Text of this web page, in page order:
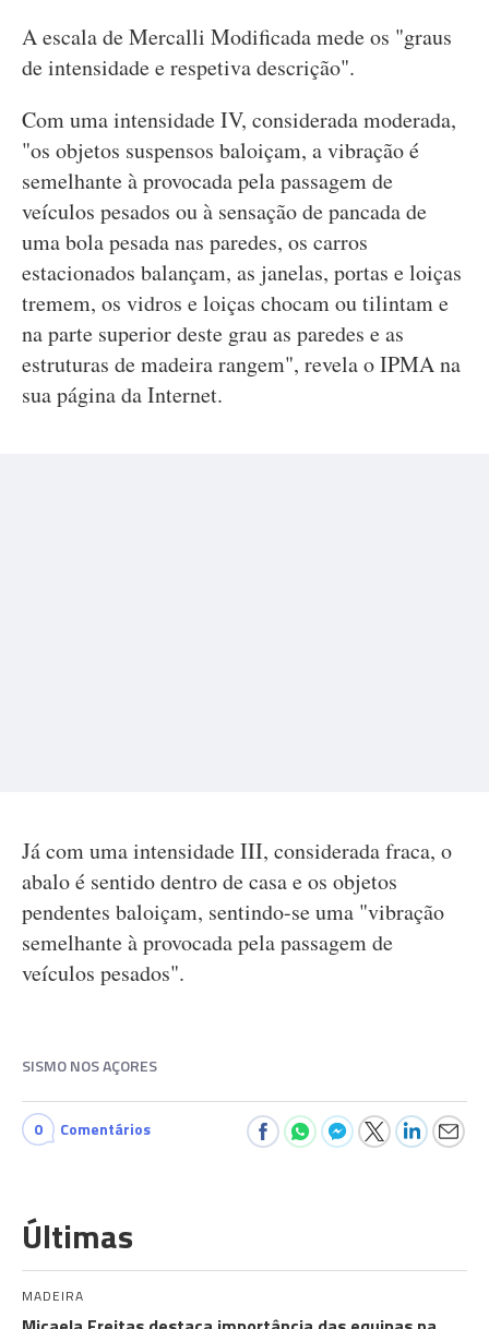
A escala de Mercalli Modificada mede os "graus
de intensidade e respetiva descrição".
Com uma intensidade IV, considerada moderada,
"os objetos suspensos baloiçam, a vibração é
semelhante à provocada pela passagem de
veículos pesados ou à sensação de pancada de
uma bola pesada nas paredes, os carros
estacionados balançam, as janelas, portas e loiças
tremem, os vidros e loiças chocam ou tilintam e
na parte superior deste grau as paredes e as
estruturas de madeira rangem", revela o IPMA na
sua página da Internet.
Já com uma intensidade III, considerada fraca, o
abalo é sentido dentro de casa e os objetos
pendentes baloiçam, sentindo-se uma "vibração
semelhante à provocada pela passagem de
veículos pesados".
SISMO NOS AÇORES
0 Comentários
Últimas
MADEIRA